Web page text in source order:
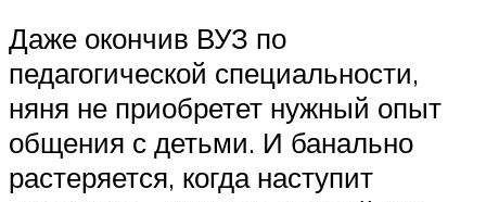
Даже окончив ВУЗ по
педагогической специальности,
няня не приобретет нужный опыт
общения с детьми. И банально
растеряется, когда наступит